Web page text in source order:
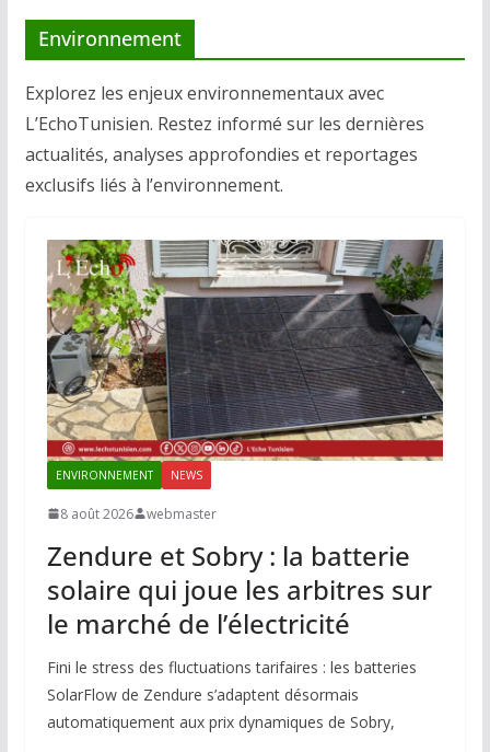
Environnement
Explorez les enjeux environnementaux avec
L’EchoTunisien. Restez informé sur les dernières
actualités, analyses approfondies et reportages
exclusifs liés à l’environnement.
ENVIRONNEMENT NEWS
8 août 2026 webmaster
Zendure et Sobry : la batterie
solaire qui joue les arbitres sur
le marché de l’électricité
Fini le stress des fluctuations tarifaires : les batteries
SolarFlow de Zendure s’adaptent désormais
automatiquement aux prix dynamiques de Sobry,